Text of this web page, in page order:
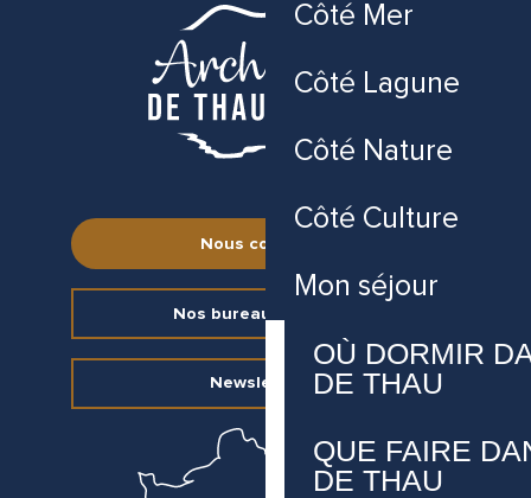
Côté Mer
Côté Lagune
Côté Nature
Côté Culture
Mon séjour
OÙ DORMIR
DE THAU
QUE FAIRE
DE THAU
Nous contacter
Nos bureaux d’accueil
Newsletter